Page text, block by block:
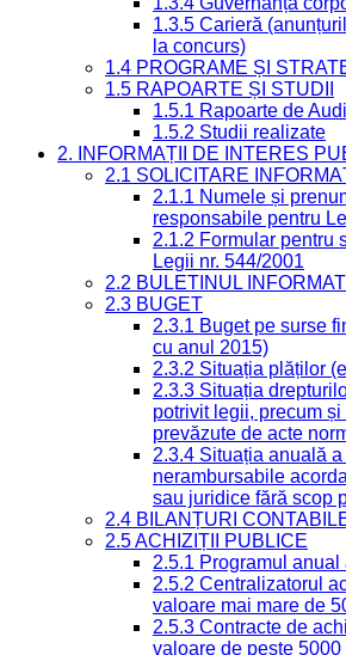
1.3.5 Carieră
la concurs)
1.4 PROGRAME ȘI
1.5 RAPOARTE ȘI STUDII
1.5.1 Rapoarte de
1.5.2 Studii realizate
2. INFORMAȚII DE INTERES
2.1 SOLICITARE
2.1.1 Numele și
responsabile pentru
2.1.2 Formular pentru
Legii nr. 544/2001
2.2 BULETINUL
2.3 BUGET
2.3.1 Buget pe surse
cu anul 2015)
2.3.2 Situația plăților
2.3.3 Situația
potrivit legii, precum și
prevăzute de acte
2.3.4 Situația anuală
nerambursabile
sau juridice fără scop
2.4 BILANȚURI
2.5 ACHIZIȚII PUBLICE
2.5.1 Programul
2.5.2 Centralizatorul
valoare mai mare de
2.5.3 Contracte de
valoare de peste 5000